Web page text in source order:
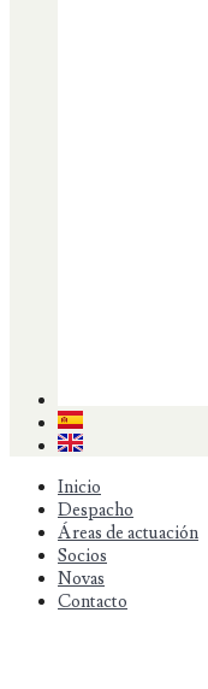
Inicio
Despacho
Áreas de actuación
Socios
Novas
Contacto